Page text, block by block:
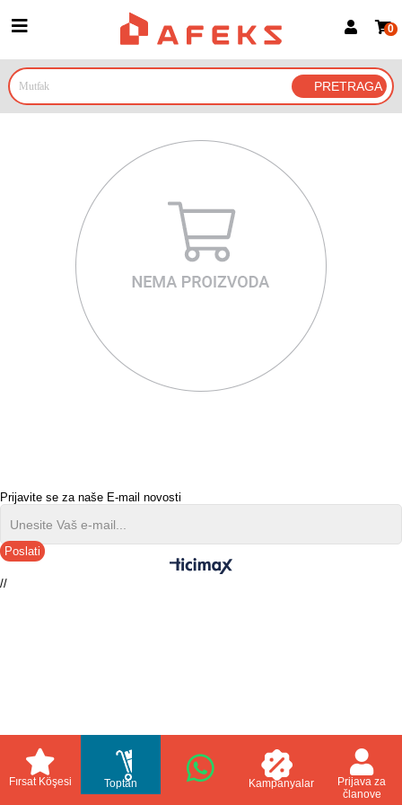
Prijava za članove
Prijavite se Google nalogom
0
Prijavite se za naše E-mail novosti
Poslati
//
Fırsat Köşesi Toptan Kampanyalar
Prijava za
članove